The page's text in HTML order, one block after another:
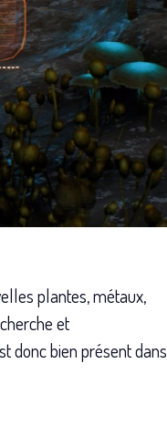
plantes, métaux,
et
donc bien présent dans